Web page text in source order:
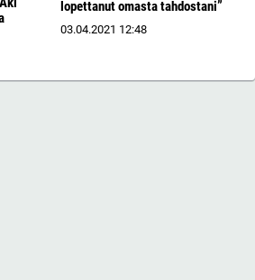
lopettanut omasta tahdostani”
03.04.2021 12:48